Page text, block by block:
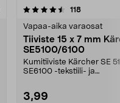
118arvostelut
Vapaa-aika varaosat
Tiiviste 15 x 7 mm
SE5100/6100
Kumitiiviste Kärcher SE
SE6100 -tekstiili- ja
3,99
4.0 viidestä